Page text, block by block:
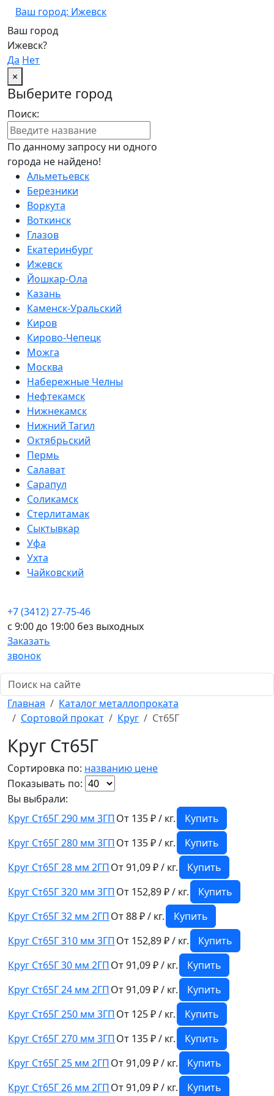
Ваш город: Ижевск
Ваш город
Ижевск?
Да Нет
×
Выберите город
Поиск:
По данному запросу ни одного
города не найдено!
Альметьевск
Березники
Воркута
Воткинск
Глазов
Екатеринбург
Ижевск
Йошкар-Ола
Казань
Каменск-Уральский
Киров
Кирово-Чепецк
Можга
Москва
Набережные Челны
Нефтекамск
Нижнекамск
Нижний Тагил
Октябрьский
Пермь
Салават
Сарапул
Соликамск
Стерлитамак
Сыктывкар
Уфа
Ухта
Чайковский
+7 (3412) 27-75-46
c 9:00 до 19:00 без выходных
Заказать
звонок
Главная
Каталог металлопроката
Сортовой прокат
Круг Ст65Г
Круг Ст65Г
Сортировка по: названию цене
Показывать по:
Вы выбрали:
Круг Ст65Г 290 мм 3ГПОт 135 ₽ / кг.
Купить
Круг Ст65Г 280 мм 3ГПОт 135 ₽ / кг.
Купить
Круг Ст65Г 28 мм 2ГПОт 91,09 ₽ / кг.
Купить
Круг Ст65Г 320 мм 3ГПОт 152,89 ₽ / кг.
Купить
Круг Ст65Г 32 мм 2ГПОт 88 ₽ / кг.
Купить
Круг Ст65Г 310 мм 3ГПОт 152,89 ₽ / кг.
Купить
Круг Ст65Г 30 мм 2ГПОт 91,09 ₽ / кг.
Купить
Круг Ст65Г 24 мм 2ГПОт 91,09 ₽ / кг.
Купить
Круг Ст65Г 250 мм 3ГПОт 125 ₽ / кг.
Купить
Круг Ст65Г 270 мм 3ГПОт 135 ₽ / кг.
Купить
Круг Ст65Г 25 мм 2ГПОт 91,09 ₽ / кг.
Купить
Круг Ст65Г 26 мм 2ГПОт 91,09 ₽ / кг. Купить